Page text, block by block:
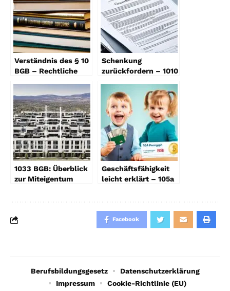
Verständnis des § 10
BGB – Rechtliche
Schenkung
zurückfordern – 1010
1033 BGB: Überblick
zur Miteigentum
Geschäftsfähigkeit
leicht erklärt – 105a
Facebook
Berufsbildungsgesetz
Datenschutzerklärung
Impressum
Cookie-Richtlinie (EU)